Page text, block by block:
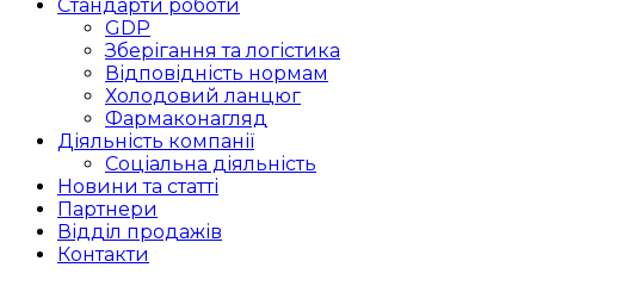
Стандарти роботи
GDP
Зберігання та логістика
Відповідність нормам
Холодовий ланцюг
Фармаконагляд
Діяльність компанії
Соціальна діяльність
Новини та статті
Партнери
Відділ продажів
Контакти